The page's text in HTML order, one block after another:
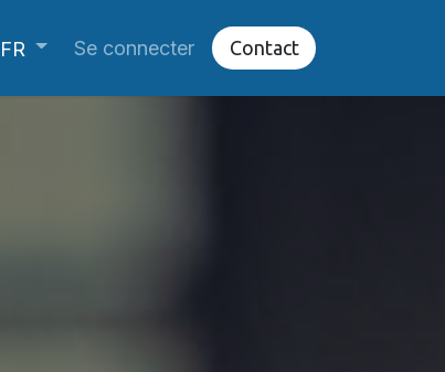
FR Se connecter Cont​​​​​​​​act